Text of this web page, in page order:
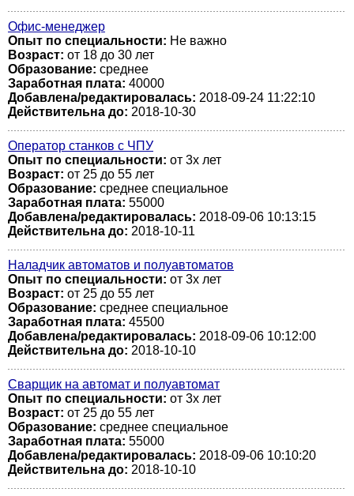
Офис-менеджер
Опыт по специальности: Не важно
Возраст: от 18 до 30 лет
Образование: среднее
Заработная плата: 40000
Добавлена/редактировалась: 2018-09-24 11:22:10
Действительна до: 2018-10-30
Оператор станков с ЧПУ
Опыт по специальности: от 3х лет
Возраст: от 25 до 55 лет
Образование: среднее специальное
Заработная плата: 55000
Добавлена/редактировалась: 2018-09-06 10:13:15
Действительна до: 2018-10-11
Наладчик автоматов и полуавтоматов
Опыт по специальности: от 3х лет
Возраст: от 25 до 55 лет
Образование: среднее специальное
Заработная плата: 45500
Добавлена/редактировалась: 2018-09-06 10:12:00
Действительна до: 2018-10-10
Сварщик на автомат и полуавтомат
Опыт по специальности: от 3х лет
Возраст: от 25 до 55 лет
Образование: среднее специальное
Заработная плата: 55000
Добавлена/редактировалась: 2018-09-06 10:10:20
Действительна до: 2018-10-10